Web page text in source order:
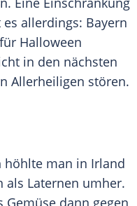
allerdings: Bayern
Halloween
in den nächsten
Allerheiligen stören.
höhlte man in Irland
als Laternen umher.